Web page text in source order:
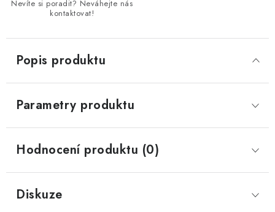
Nevíte si poradit? Neváhejte nás
kontaktovat!
Popis produktu
Parametry produktu
Hodnocení produktu (0)
Diskuze